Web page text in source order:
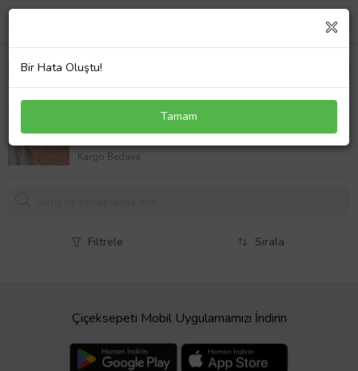
925 Ayar Gümüş Yüzük Zirkon Taşlı
Altın,Rose,Beyaz Renk Seçenekleriyle (Sarı)
1771,02 TL
Kargo Bedava
Filtrele Sırala
Çiçeksepeti Mobil Uygulamamızı İndirin
Bir Hata Oluştu!
Tamam